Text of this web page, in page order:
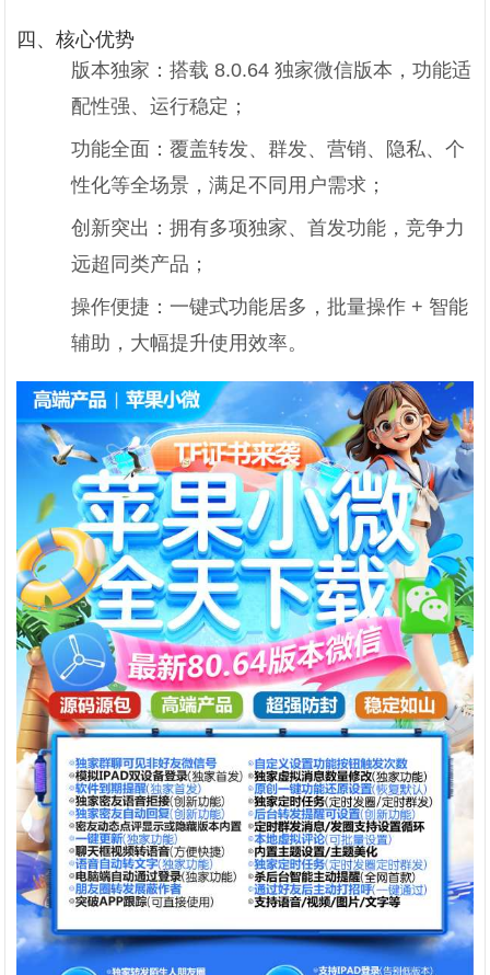
四、核心优势
版本独家：搭载 8.0.64 独家微信版本，功能适
配性强、运行稳定；
功能全面：覆盖转发、群发、营销、隐私、个
性化等全场景，满足不同用户需求；
创新突出：拥有多项独家、首发功能，竞争力
远超同类产品；
操作便捷：一键式功能居多，批量操作 + 智能
辅助，大幅提升使用效率。